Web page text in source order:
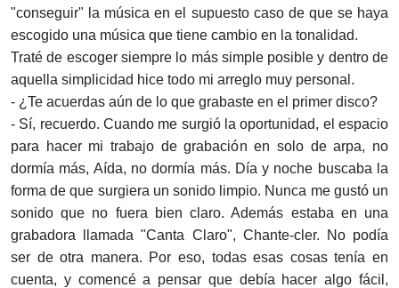
"conseguir" la música en el supuesto caso de que se haya
escogido una música que tiene cambio en la tonalidad.
Traté de escoger siempre lo más simple posible y dentro de
aquella simplicidad hice todo mi arreglo muy personal.
- ¿Te acuerdas aún de lo que grabaste en el primer disco?
- Sí, recuerdo. Cuando me surgió la oportunidad, el espacio
para hacer mi trabajo de grabación en solo de arpa, no
dormía más, Aída, no dormía más. Día y noche buscaba la
forma de que surgiera un sonido limpio. Nunca me gustó un
sonido que no fuera bien claro. Además estaba en una
grabadora llamada "Canta Claro", Chante-cler. No podía
ser de otra manera. Por eso, todas esas cosas tenía en
cuenta, y comencé a pensar que debía hacer algo fácil,